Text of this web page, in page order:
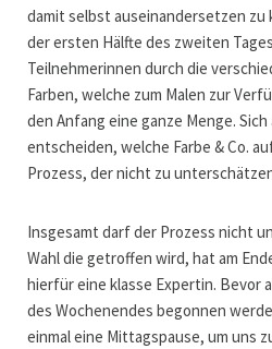
damit selbst auseinandersetzen zu
der ersten Hälfte des zweiten
Teilnehmerinnen durch die
Farben, welche zum Malen zur
den Anfang eine ganze Menge.
entscheiden, welche Farbe & Co.
Prozess, der nicht zu
Insgesamt darf der Prozess nicht
Wahl die getroffen wird, hat am
hierfür eine klasse Expertin. Bevor
des Wochenendes begonnen
einmal eine Mittagspause, um uns